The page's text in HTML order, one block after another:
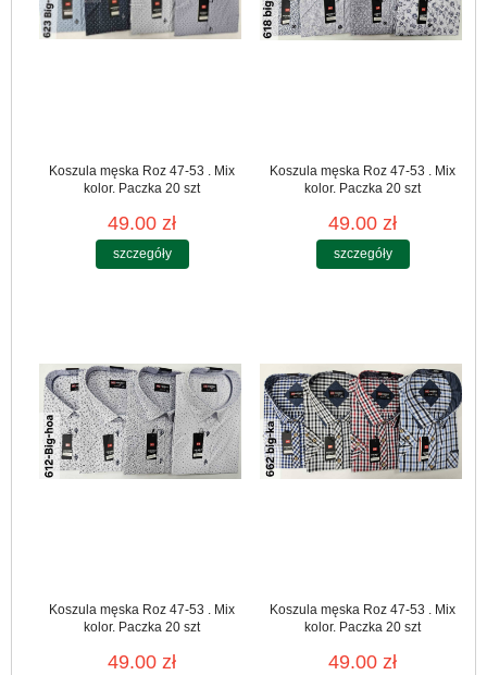
Koszula męska Roz 47-53 . Mix
kolor. Paczka 20 szt
49.00 zł
szczegóły
Koszula męska Roz 47-53 . Mix
kolor. Paczka 20 szt
49.00 zł
szczegóły
Koszula męska Roz 47-53 . Mix
kolor. Paczka 20 szt
49.00 zł
Koszula męska Roz 47-53 . Mix
kolor. Paczka 20 szt
49.00 zł